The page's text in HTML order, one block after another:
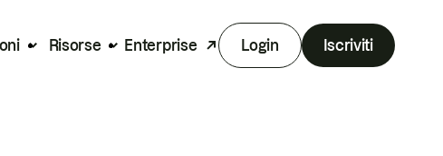
Risorse Enterprise Login Iscriviti